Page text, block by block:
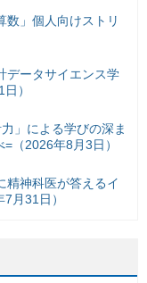
数」個人向けストリ
データサイエンス学
）
」による学びの深ま
（2026年8月3日）
精神科医が答えるイ
月31日）